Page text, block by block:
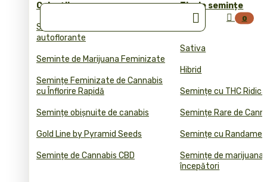
Colecții
Semințele de cannabis
autoflorante
Seminte de Marijuana Feminizate
Semințe Feminizate de Cannabis
cu Înflorire Rapidă
Semințe obișnuite de canabis
Gold Line by Pyramid Seeds
Semințe de Cannabis CBD
Tip de semințe
Sativa
Hibrid
Semințe cu THC
Semințe Rare de
Semințe cu
Semințe de marijuana
începători
  0